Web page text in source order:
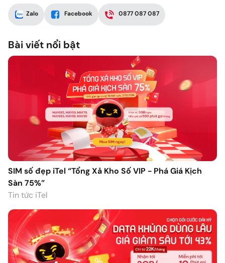
Zalo Facebook 0877 087 087
Bài viết nổi bật
SIM số đẹp iTel “Tổng Xả Kho Số VIP - Phá Giá Kịch
Sàn 75%”
Tin tức iTel